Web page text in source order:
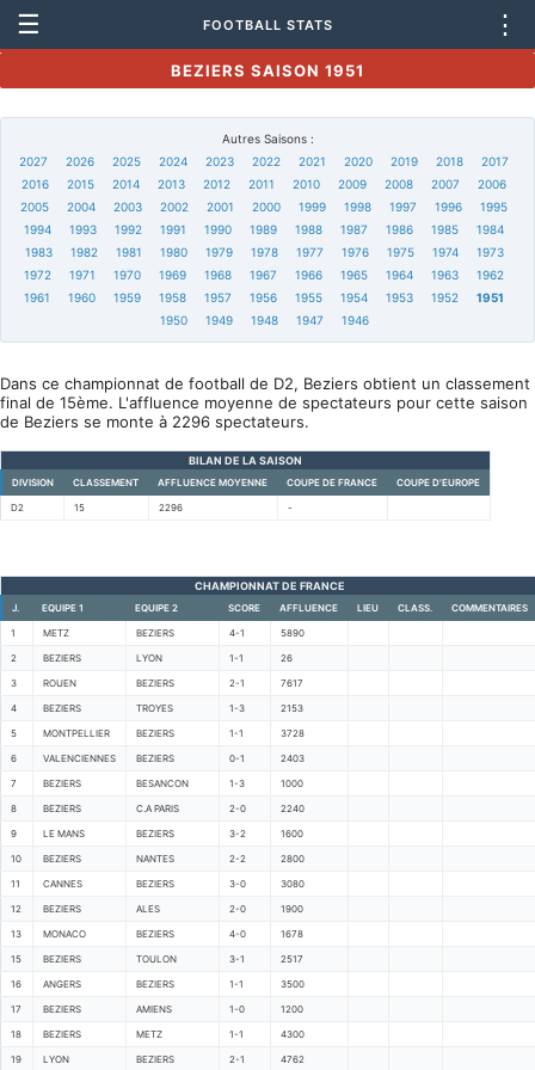
☰ FOOTBALL STATS ⋮
BEZIERS SAISON 1951
Autres Saisons :
2027
2026 2025 2024 2023 2022 2021 2020 2019 2018
2017
2016
2015 2014 2013 2012 2011 2010 2009 2008 2007
2006
2005
2004 2003 2002 2001 2000 1999 1998 1997 1996
1995
1994
1993 1992 1991 1990 1989 1988 1987 1986 1985
1984
1983
1982 1981 1980 1979 1978 1977 1976 1975 1974
1973
1972
1971 1970 1969 1968 1967 1966 1965 1964 1963
1962
1961
1960 1959 1958 1957 1956 1955 1954 1953 1952
1951
1950
1949 1948 1947 1946
Dans ce championnat de football de D2, Beziers obtient un classement
final de 15ème. L'affluence moyenne de spectateurs pour cette saison
de Beziers se monte à 2296 spectateurs.
BILAN DE LA SAISON
DIVISION CLASSEMENT AFFLUENCE MOYENNE COUPE DE FRANCE COUPE D'EUROPE
D2 15 2296 -
CHAMPIONNAT DE FRANCE
J. EQUIPE 1 EQUIPE 2 SCORE AFFLUENCE LIEU CLASS. COMMENTAIRES
1 METZ BEZIERS 4-1 5890
2 BEZIERS LYON 1-1 26
3 ROUEN BEZIERS 2-1 7617
4 BEZIERS TROYES 1-3 2153
5 MONTPELLIER BEZIERS 1-1 3728
6 VALENCIENNES BEZIERS 0-1 2403
7 BEZIERS BESANCON 1-3 1000
8 BEZIERS C.A PARIS 2-0 2240
9 LE MANS BEZIERS 3-2 1600
10 BEZIERS NANTES 2-2 2800
11 CANNES BEZIERS 3-0 3080
12 BEZIERS ALES 2-0 1900
13 MONACO BEZIERS 4-0 1678
15 BEZIERS TOULON 3-1 2517
16 ANGERS BEZIERS 1-1 3500
17 BEZIERS AMIENS 1-0 1200
18 BEZIERS METZ 1-1 4300
19 LYON BEZIERS 2-1 4762